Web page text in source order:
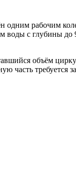
рабочим
воды с глубины
объём
часть